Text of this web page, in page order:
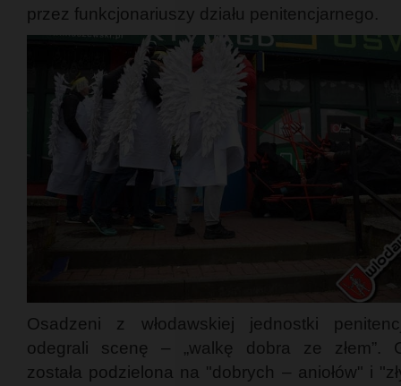
przez funkcjonariuszy działu penitencjarnego.
Osadzeni z włodawskiej jednostki
odegrali scenę – „walkę dobra ze złem”.
została podzielona na "dobrych – aniołów" i